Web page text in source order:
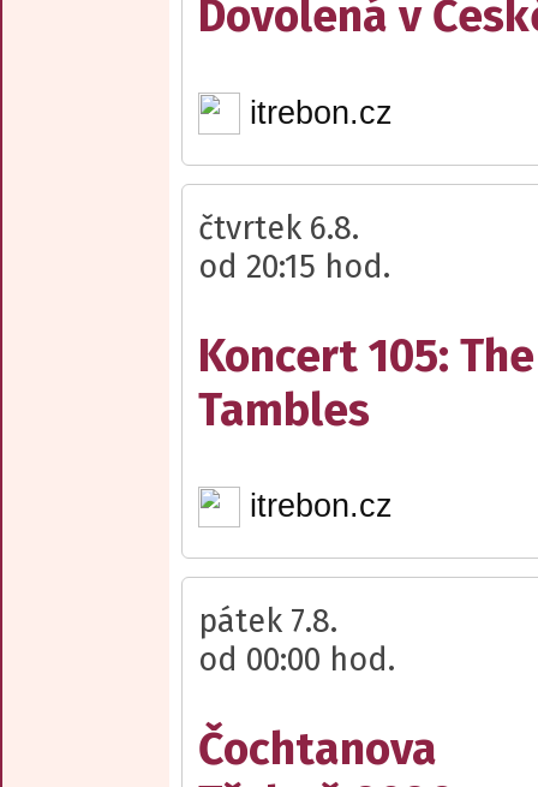
Dovolená v
itrebon.cz
čtvrtek 6.8.
od 20:15 hod.
Koncert 105: The
Tambles
itrebon.cz
pátek 7.8.
od 00:00 hod.
Čochtanova